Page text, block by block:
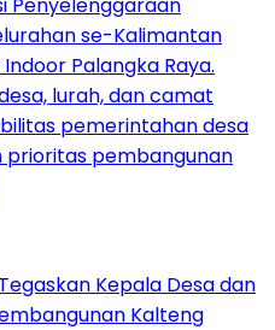
Kepala Desa dan
Kalteng